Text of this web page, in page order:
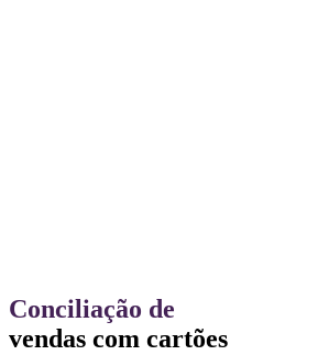
Conciliação de
vendas com cartões